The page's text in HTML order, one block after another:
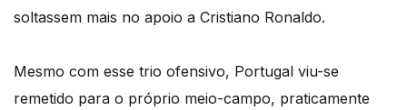
soltassem mais no apoio a Cristiano Ronaldo.
Mesmo com esse trio ofensivo, Portugal viu-se
remetido para o próprio meio-campo, praticamente